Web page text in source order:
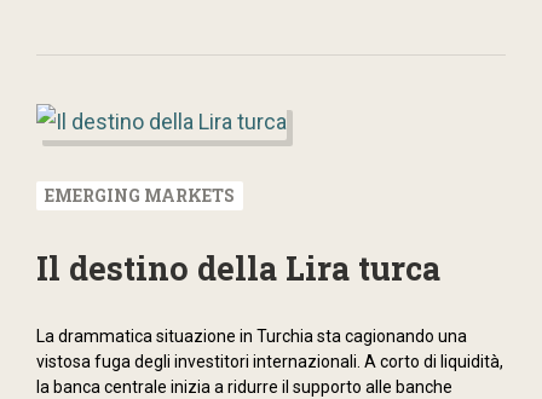
EMERGING MARKETS
Il destino della Lira turca
La drammatica situazione in Turchia sta cagionando una
vistosa fuga degli investitori internazionali. A corto di liquidità,
la banca centrale inizia a ridurre il supporto alle banche